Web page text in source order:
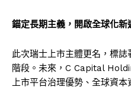
錨定長期主義，開啟全球化新
此次瑞士上市主體更名，標
階段。未來，C Capital
上市平台治理優勢、全球資